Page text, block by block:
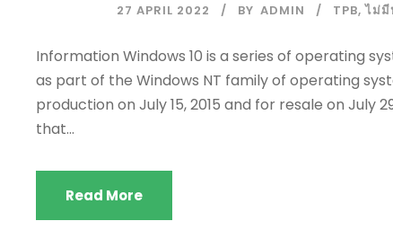
27 APRIL 2022 BY ADMIN TPB, ไม่
Information Windows 10 is a series of operating
as part of the Windows NT family of operating
production on July 15, 2015 and for resale on July
that...
Read More